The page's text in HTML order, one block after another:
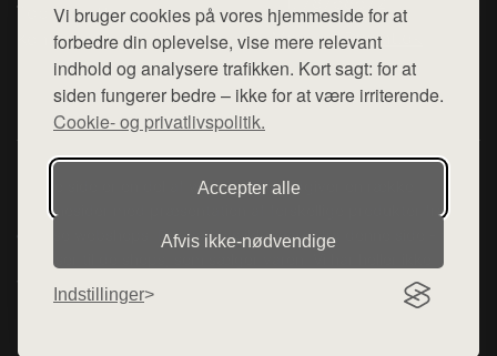
Vi bruger cookies på vores hjemmeside for at
forbedre din oplevelse, vise mere relevant
indhold og analysere trafikken. Kort sagt: for at
siden fungerer bedre – ikke for at være irriterende.
Cookie- og privatlivspolitik.
Accepter alle
Afvis ikke‑nødvendige
Indstillinger
Top Rabatter
Kontakt
Mail: hej@want.dk
Cookie- og privatlivspolitik
Denne side er en del af want.dk, der udgiver en række
hjemmesider med præsentation af forskellige produkter fra
diverse webshops. Der sælges ikke varer fra denne side - vi
henviser til de shops, som sælger varen. Vi har heller ikke
varerne på lager.